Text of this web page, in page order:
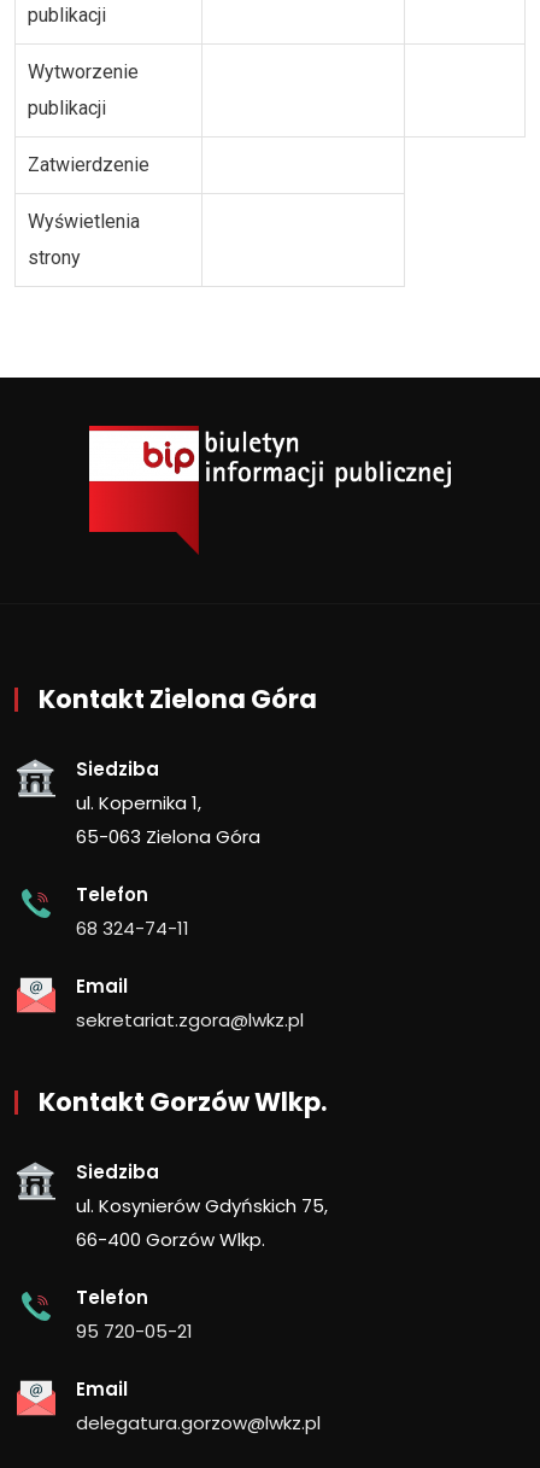
publikacji
Wytworzenie
publikacji
Zatwierdzenie
Wyświetlenia
strony
Kontakt Zielona Góra
Siedziba
ul. Kopernika 1,
65-063 Zielona Góra
Telefon
68 324-74-11
Email
sekretariat.zgora@lwkz.pl
Kontakt Gorzów Wlkp.
Siedziba
ul. Kosynierów Gdyńskich 75,
66-400 Gorzów Wlkp.
Telefon
95 720-05-21
Email
delegatura.gorzow@lwkz.pl